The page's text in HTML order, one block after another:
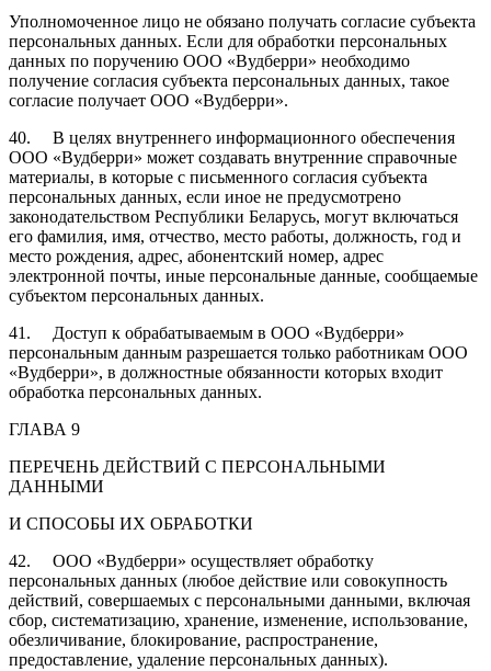
Уполномоченное лицо не обязано получать согласие субъекта
персональных данных. Если для обработки персональных
данных по поручению ООО «Вудберри» необходимо
получение согласия субъекта персональных данных, такое
согласие получает ООО «Вудберри».
40. В целях внутреннего информационного обеспечения
ООО «Вудберри» может создавать внутренние справочные
материалы, в которые с письменного согласия субъекта
персональных данных, если иное не предусмотрено
законодательством Республики Беларусь, могут включаться
его фамилия, имя, отчество, место работы, должность, год и
место рождения, адрес, абонентский номер, адрес
электронной почты, иные персональные данные, сообщаемые
субъектом персональных данных.
41. Доступ к обрабатываемым в ООО «Вудберри»
персональным данным разрешается только работникам ООО
«Вудберри», в должностные обязанности которых входит
обработка персональных данных.
ГЛАВА 9
ПЕРЕЧЕНЬ ДЕЙСТВИЙ С ПЕРСОНАЛЬНЫМИ
ДАННЫМИ
И СПОСОБЫ ИХ ОБРАБОТКИ
42. ООО «Вудберри» осуществляет обработку
персональных данных (любое действие или совокупность
действий, совершаемых с персональными данными, включая
сбор, систематизацию, хранение, изменение, использование,
обезличивание, блокирование, распространение,
предоставление, удаление персональных данных).